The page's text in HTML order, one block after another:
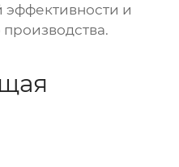
эффективности и